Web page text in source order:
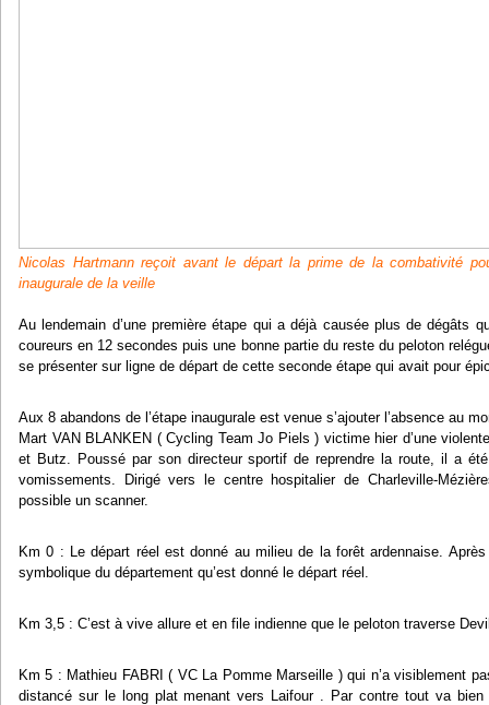
Nicolas Hartmann reçoit avant le départ la prime de la combativité
inaugurale de la veille
Au lendemain d’une première étape qui a déjà causée plus de dégâts
coureurs en 12 secondes puis une bonne partie du reste du peloton
se présenter sur ligne de départ de cette seconde étape qui avait pour
Aux 8 abandons de l’étape inaugurale est venue s’ajouter l’absence au
Mart VAN BLANKEN ( Cycling Team Jo Piels ) victime hier d’une
et Butz. Poussé par son directeur sportif de reprendre la route, il a
vomissements. Dirigé vers le centre hospitalier de Charleville-
possible un scanner.
Km 0 : Le départ réel est donné au milieu de la forêt ardennaise.
symbolique du département qu’est donné le départ réel.
Km 3,5 : C’est à vive allure et en file indienne que le peloton traverse
Km 5 : Mathieu FABRI ( VC La Pomme Marseille ) qui n’a visiblement
distancé sur le long plat menant vers Laifour . Par contre tout va bien